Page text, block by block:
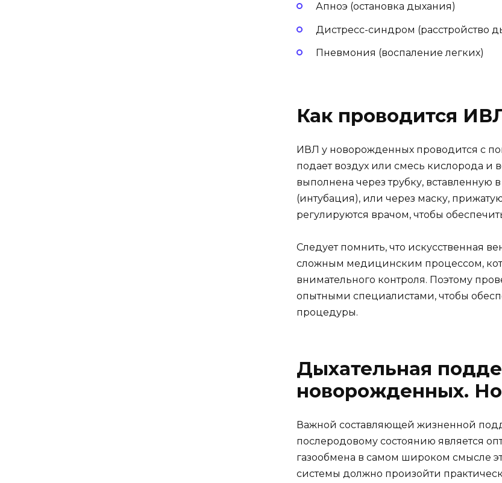
Апноэ (остановка дыхания)
Дистресс-синдром (расстройство
Пневмония (воспаление легких)
Как проводится
ИВЛ у новорожденных проводится с
подает воздух или смесь кислорода и
выполнена через трубку, вставленную
(интубация), или через маску,
регулируются врачом, чтобы
Следует помнить, что искусственная
сложным медицинским процессом,
внимательного контроля. Поэтому
опытными специалистами, чтобы
процедуры.
Дыхательная
новорожденных.
Важной составляющей жизненной
послеродовому состоянию является
газообмена в самом широком смысле
системы должно произойти